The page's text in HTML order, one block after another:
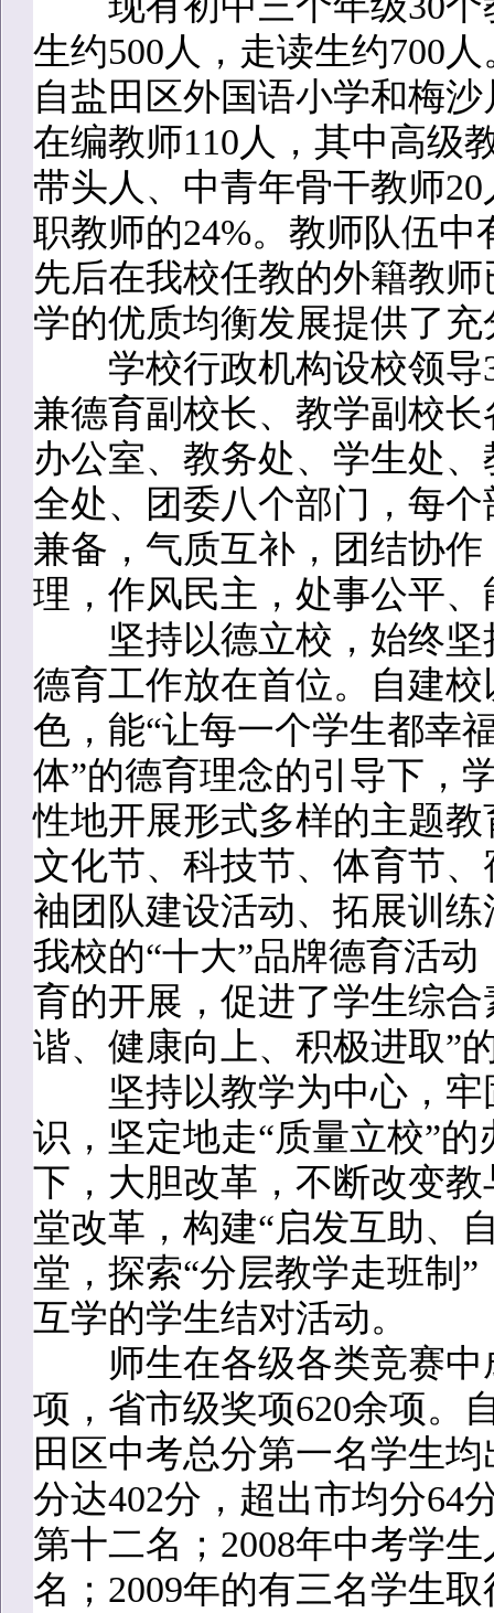
生约500人，走读生约700
自盐田区外国语小学和梅
在编教师110人，其中高级
带头人、中青年骨干教师
职教师的24%。教师队伍
先后在我校任教的外籍教
学的优质均衡发展提供了
学校行政机构设校领导3
兼德育副校长、教学副校
办公室、教务处、学生处
全处、团委八个部门，每
兼备，气质互补，团结协
理，作风民主，处事公平
坚持以德立校，始终坚
德育工作放在首位。自建
色，能“让每一个学生都幸
体”的德育理念的引导下，
性地开展形式多样的主题
文化节、科技节、体育节
袖团队建设活动、拓展训
我校的“十大”品牌德育活
育的开展，促进了学生综
谐、健康向上、积极进取”
坚持以教学为中心，牢
识，坚定地走“质量立校”
下，大胆改革，不断改变
堂改革，构建“启发互助、
堂，探索“分层教学走班制
互学的学生结对活动。
师生在各级各类竞赛中
项，省市级奖项620余项。
田区中考总分第一名学生
分达402分，超出市均分64
第十二名；2008年中考学
名；2009年的有三名学生